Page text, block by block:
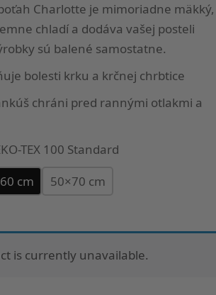
Charlotte je mimoriadne mäkký,
chladí a dodáva vašej posteli
sú balené samostatne.
bolesti krku a krčnej chrbtice
chráni pred rannými otlakmi a
TEX 100 Standard
cm 50×70 cm
is currently unavailable.